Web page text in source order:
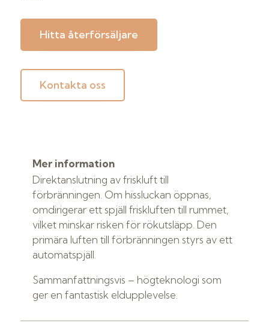
Hitta återförsäljare
Kontakta oss
Mer information
Direktanslutning av friskluft till
förbränningen. Om hissluckan öppnas,
omdirigerar ett spjäll friskluften till rummet,
vilket minskar risken för rökutsläpp. Den
primära luften till förbränningen styrs av ett
automatspjäll.
Sammanfattningsvis – högteknologi som
ger en fantastisk eldupplevelse.